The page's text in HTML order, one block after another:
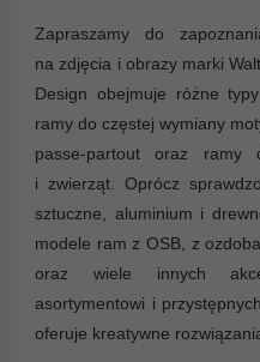
Zapraszamy do
na zdjęcia i obrazy marki
Design obejmuje różne
ramy do częstej wymiany
passe-partout oraz ramy
i zwierząt. Oprócz
sztuczne, aluminium i
modele ram z OSB, z
oraz wiele innych
asortymentowi i
oferuje kreatywne